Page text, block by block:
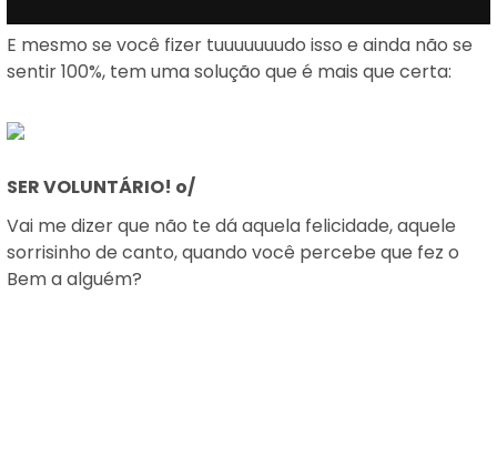
E mesmo se você fizer tuuuuuuudo isso e ainda não se
sentir 100%, tem uma solução que é mais que certa:
SER VOLUNTÁRIO! o/
Vai me dizer que não te dá aquela felicidade, aquele
sorrisinho de canto, quando você percebe que fez o
Bem a alguém?